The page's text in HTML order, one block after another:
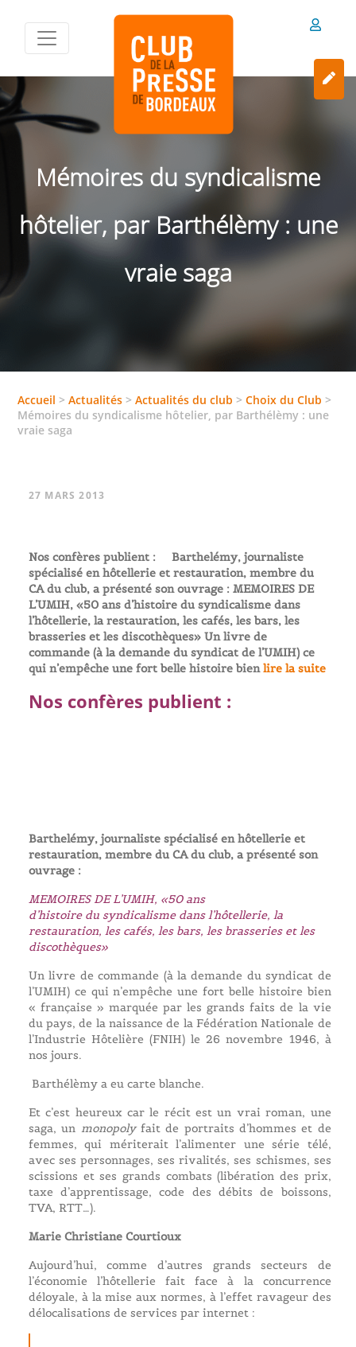
Mémoires du syndicalisme
hôtelier, par Barthélèmy : une
vraie saga
Accueil >Actualités >Actualités du club >Choix du Club >
Mémoires du syndicalisme hôtelier, par Barthélèmy : une
vraie saga
27 MARS 2013
Nos confères publient : Barthelémy, journaliste
spécialisé en hôtellerie et restauration, membre du
CA du club, a présenté son ouvrage : MEMOIRES DE
L’UMIH, «50 ans d’histoire du syndicalisme dans
l’hôtellerie, la restauration, les cafés, les bars, les
brasseries et les discothèques» Un livre de
commande (à la demande du syndicat de l’UMIH) ce
qui n’empêche une fort belle histoire bienlire la suite
Nos confères publient :
Barthelémy, journaliste spécialisé en hôtellerie et
restauration, membre du CA du club, a présenté son
ouvrage :
MEMOIRES DE L’UMIH, «50 ans
d’histoire du syndicalisme dans l’hôtellerie, la
restauration, les cafés, les bars, les brasseries et les
discothèques»
Un livre de commande (à la demande du syndicat de
l’UMIH) ce qui n’empêche une fort belle histoire bien
« française » marquée par les grands faits de la vie
du pays, de la naissance de la Fédération Nationale de
l’Industrie Hôtelière (FNIH) le 26 novembre 1946, à
nos jours.
Barthélèmy a eu carte blanche.
Et c’est heureux car le récit est un vrai roman, une
saga, un monopolyfait de portraits d’hommes et de
femmes, qui mériterait l’alimenter une série télé,
avec ses personnages, ses rivalités, ses schismes, ses
scissions et ses grands combats (libération des prix,
taxe d’apprentissage, code des débits de boissons,
TVA, RTT…).
Marie Christiane Courtioux
Aujourd’hui, comme d’autres grands secteurs de
l’économie l’hôtellerie fait face à la concurrence
déloyale, à la mise aux normes, à l’effet ravageur des
délocalisations de services par internet :